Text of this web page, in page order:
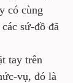
có cùng
sứ-đồ đã
tay trên
vụ, đó là